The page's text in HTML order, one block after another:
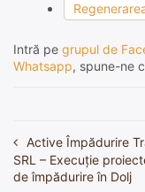
Intră pe grupul de
Whatsapp, spune-ne
Navigare
în
Active Împădurire
SRL – Execuție
de împădurire în Dolj